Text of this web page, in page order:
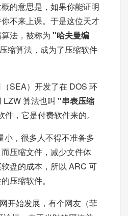
的意思是，如果你能证明
不来上课。于是这位天才
法，被称为 "哈夫曼编
缩算法，成为了压缩软件
SEA）开发了在 DOS 环
算法也叫 "串表压缩
件，它是付费软件来的。
小，很多人不得不准备多
压缩文件，减少文件体
盘的成本，所以 ARC 可
压缩软件。
开始发展，有个网友（菲